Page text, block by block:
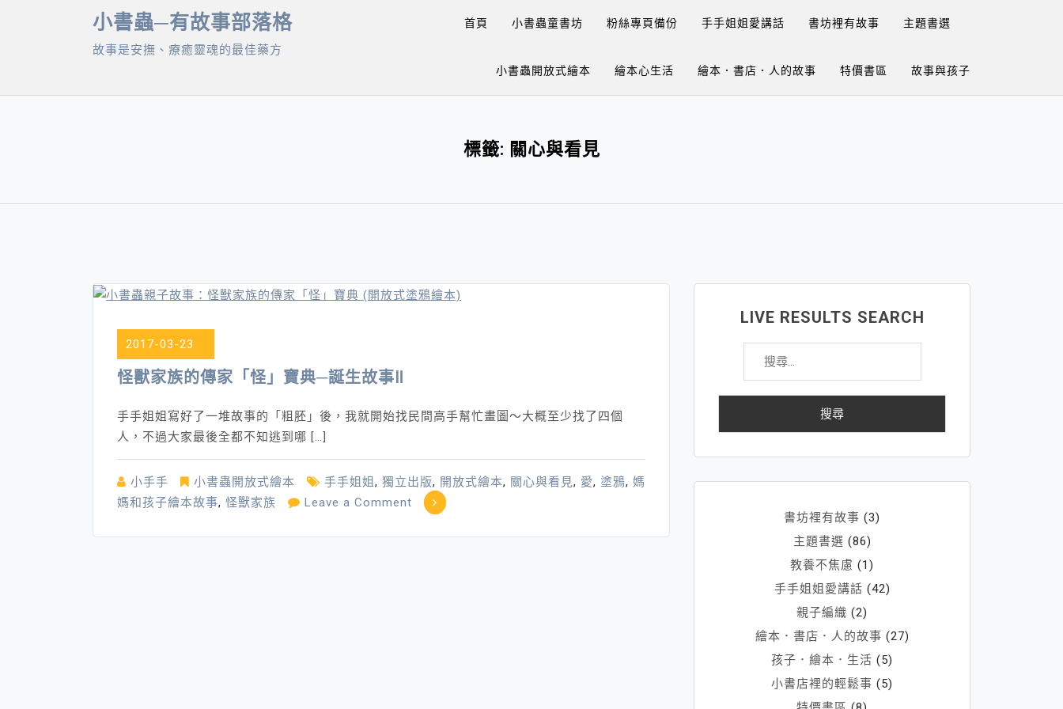
小書蟲─有故事部落格
故事是安撫、療癒靈魂的最佳藥方
首頁 小書蟲童書坊 粉絲專頁備份 手手姐姐愛講話 書坊裡有故事 主題書選
小書蟲開放式繪本 繪本心生活 繪本．書店．人的故事 特價書區 故事與孩子
標籤: 關心與看見
2017-03-23
怪獸家族的傳家「怪」寶典─誕生故事Ⅱ
手手姐姐寫好了一堆故事的「粗胚」後，我就開始找民間高手幫忙畫圖～大概至少找了四個
人，不過大家最後全都不知逃到哪 […]
小手手 小書蟲開放式繪本 手手姐姐 , 獨立出版, 開放式繪本, 關心與看見, 愛, 塗鴉, 媽
媽和孩子繪本故事, 怪獸家族 Leave a Comment on
LIVE RESULTS SEARCH
搜
關
書坊裡有故事 (3)
主題書選 (86)
教養不焦慮 (1)
手手姐姐愛講話 (42)
親子編織 (2)
繪本．書店．人的故事 (27)
孩子．繪本．生活 (5)
小書店裡的輕鬆事 (5)